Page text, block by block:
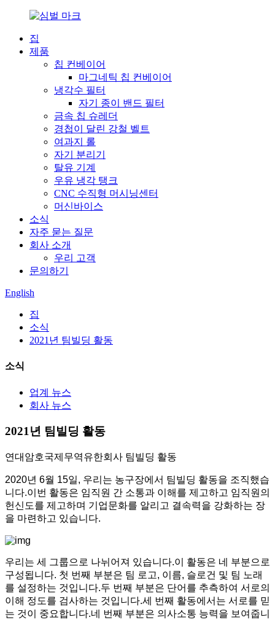
집
제품
칩 컨베이어
마그네틱 칩 컨베이어
냉각수 필터
자기 종이 밴드 필터
금속 칩 슈레더
경첩이 달린 강철 벨트
여과지 롤
자기 분리기
탈유 기계
우유 냉각 탱크
CNC 수직형 머시닝센터
머신바이스
소식
자주 묻는 질문
회사 소개
우리 고객
문의하기
English
집
소식
2021년 팀빌딩 활동
소식
업계 뉴스
회사 뉴스
2021년 팀빌딩 활동
연대암호국제무역유한회사 팀빌딩 활동
2020년 6월 15일, 우리는 농구장에서 팀빌딩 활동을 조직했습
니다.이번 활동은 임직원 간 소통과 이해를 제고하고 임직원의
헌신도를 제고하며 기업문화를 알리고 결속력을 강화하는 장
을 마련하고 있습니다.
우리는 세 그룹으로 나뉘어져 있습니다.이 활동은 네 부분으로
구성됩니다. 첫 번째 부분은 팀 로고, 이름, 슬로건 및 팀 노래
를 설정하는 것입니다.두 번째 부분은 단어를 추측하여 서로의
이해 정도를 검사하는 것입니다.세 번째 활동에서는 서로를 믿
는 것이 중요합니다.네 번째 부분은 의사소통 능력을 보여줍니